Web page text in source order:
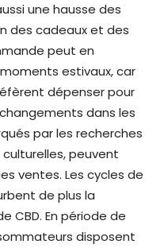
une hausse des
des cadeaux et des
peut en
estivaux, car
dépenser pour
dans les
par les recherches
peuvent
ventes. Les cycles de
de plus la
CBD. En période de
disposent